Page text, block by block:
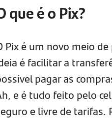
que é o Pix?
Pix é um novo meio
é facilitar a
pagar as
e é tudo feito pelo
e livre de tarifas.